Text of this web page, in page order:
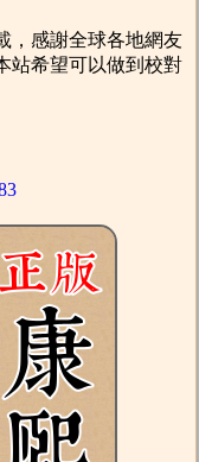
感謝全球各地網友
站希望可以做到校對